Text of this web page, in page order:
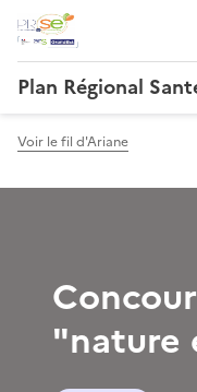
Plan Régional
Voir le fil d'Ariane
"nature